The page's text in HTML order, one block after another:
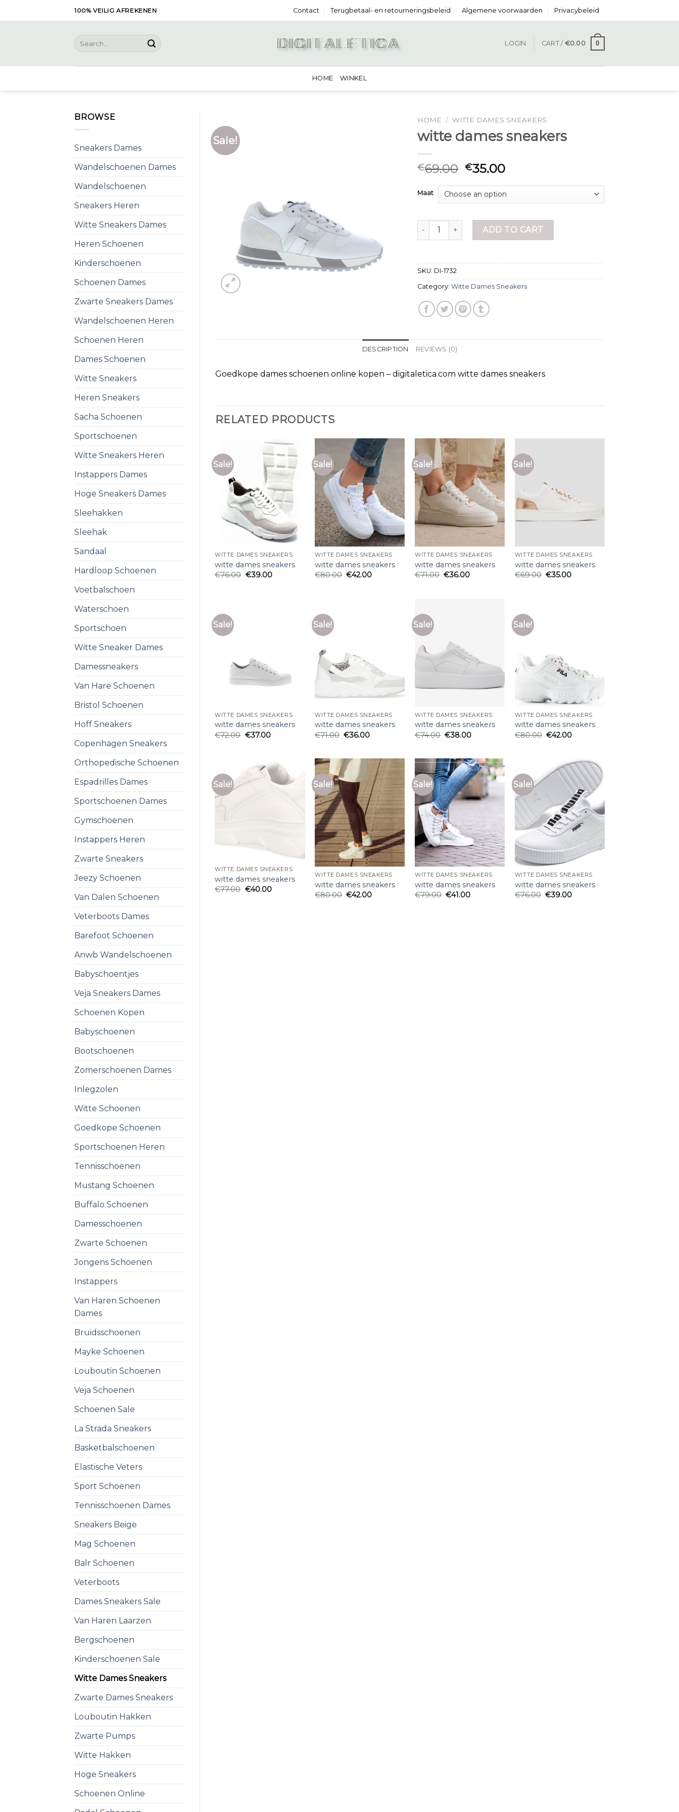
to
100% VEILIG AFREKENEN Contact Terugbetaal- en retourneringsbeleid Algemene voorwaarden Privacybeleid
Search
for:
LOGIN CART / €0.00 0
HOME WINKEL
BROWSE
Sneakers Dames
Wandelschoenen Dames
Wandelschoenen
Sneakers Heren
Witte Sneakers Dames
Heren Schoenen
Kinderschoenen
Schoenen Dames
Zwarte Sneakers Dames
Wandelschoenen Heren
Schoenen Heren
Dames Schoenen
Witte Sneakers
Heren Sneakers
Sacha Schoenen
Sportschoenen
Witte Sneakers Heren
Instappers Dames
Hoge Sneakers Dames
Sleehakken
Sleehak
Sandaal
Hardloop Schoenen
Voetbalschoen
Waterschoen
Sportschoen
Witte Sneaker Dames
Damessneakers
Van Hare Schoenen
Bristol Schoenen
Hoff Sneakers
Copenhagen Sneakers
Orthopedische Schoenen
Espadrilles Dames
Sportschoenen Dames
Gymschoenen
Instappers Heren
Zwarte Sneakers
Jeezy Schoenen
Van Dalen Schoenen
Veterboots Dames
Barefoot Schoenen
Anwb Wandelschoenen
Babyschoentjes
Veja Sneakers Dames
Schoenen Kopen
Babyschoenen
Bootschoenen
Zomerschoenen Dames
Inlegzolen
Witte Schoenen
Goedkope Schoenen
Sportschoenen Heren
Tennisschoenen
Mustang Schoenen
Buffalo Schoenen
Damesschoenen
Zwarte Schoenen
Jongens Schoenen
Instappers
Van Haren Schoenen
Dames
Bruidsschoenen
Mayke Schoenen
Louboutin Schoenen
Veja Schoenen
Schoenen Sale
La Strada Sneakers
Basketbalschoenen
Elastische Veters
Sport Schoenen
Tennisschoenen Dames
Sneakers Beige
Mag Schoenen
Balr Schoenen
Veterboots
Dames Sneakers Sale
Van Haren Laarzen
Bergschoenen
Kinderschoenen Sale
Witte Dames Sneakers
Zwarte Dames Sneakers
Louboutin Hakken
Zwarte Pumps
Witte Hakken
Hoge Sneakers
Schoenen Online
Sale!
HOME / WITTE DAMES SNEAKERS
witte dames sneakers
€69.00 €35.00
Maat
witte dames sneakers quantity
ADD TO CART
SKU: DI-1732
Category:Witte Dames Sneakers
DESCRIPTION REVIEWS (0)
Goedkope dames schoenen online kopen – digitaletica.com witte dames sneakers
RELATED PRODUCTS
Sale!
WITTE DAMES SNEAKERS
witte dames sneakers
€76.00 €39.00
Sale!
WITTE DAMES SNEAKERS
witte dames sneakers
€80.00 €42.00
Sale!
WITTE DAMES SNEAKERS
witte dames sneakers
€71.00 €36.00
Sale!
WITTE DAMES SNEAKERS
witte dames sneakers
€69.00 €35.00
Sale!
WITTE DAMES SNEAKERS
witte dames sneakers
€72.00 €37.00
Sale!
WITTE DAMES SNEAKERS
witte dames sneakers
€71.00 €36.00
Sale!
WITTE DAMES SNEAKERS
witte dames sneakers
€74.00 €38.00
Sale!
WITTE DAMES SNEAKERS
witte dames sneakers
€80.00 €42.00
Sale!
WITTE DAMES SNEAKERS
witte dames sneakers
€77.00 €40.00
Sale!
WITTE DAMES SNEAKERS
witte dames sneakers
€80.00 €42.00
Sale!
WITTE DAMES SNEAKERS
witte dames sneakers
€79.00 €41.00
Sale!
WITTE DAMES SNEAKERS
witte dames sneakers
€76.00 €39.00